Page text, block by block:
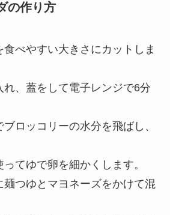
の作り方
べやすい大きさにカットしま
れ、蓋をして電子レンジで6分
ロッコリーの水分を飛ばし、
てゆで卵を細かくします。
麺つゆとマヨネーズをかけて混